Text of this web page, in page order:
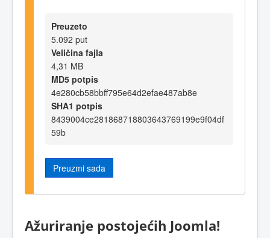
Preuzeto
5.092 put
Veličina fajla
4,31 MB
MD5 potpis
4e280cb58bbff795e64d2efae487ab8e
SHA1 potpis
8439004ce281868718803643769199e9f04df
59b
Preuzmi sada
Ažuriranje postojećih Joomla!